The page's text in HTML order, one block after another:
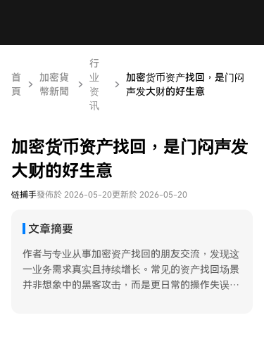
首
頁
加密貨
幣新聞
行
业
资
讯
加密货币资产找回，是门闷
声发大财的好生意
加密货币资产找回，是门闷声发
大财的好生意
链捕手發佈於 2026-05-20更新於 2026-05-20
文章摘要
作者与专业从事加密资产找回的朋友交流，发现这
一业务需求真实且持续增长。常见的资产找回场景
并非想象中的黑客攻击，而是更日常的操作失误：